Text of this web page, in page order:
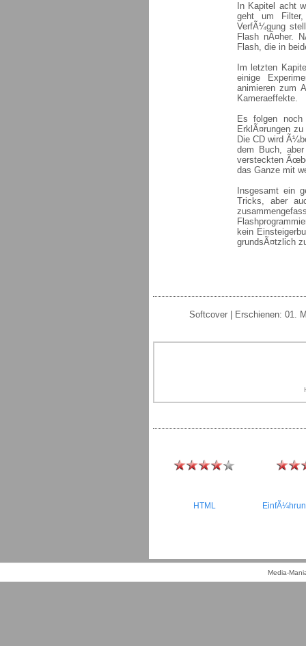
In Kapitel acht
geht um
VerfÃ¼gung
Flash nÃ¤her.
Flash, die in
Im letzten
einige
animieren zum
Kameraeffekte.
Es folgen
ErklÃ¤rungen
Die CD wird
dem Buch,
versteckten
das Ganze mit
Insgesamt ein
Tricks, aber
kein
grundsÃ¤tzlich
Softcover | Erschienen: 01.
HTML
Media-